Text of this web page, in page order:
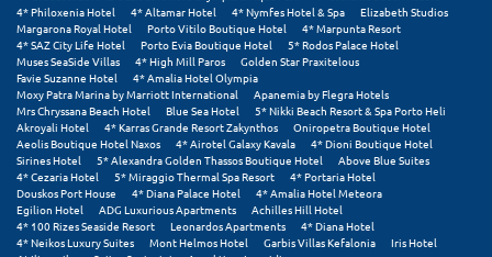
Πάρος
Πάτμος
Πάτρα
Παύλιανη
Πειραιάς
4* Philoxenia Hotel
4* Altamar Hotel 4* Nymfes Hotel & Spa
Elizabeth Studios
Margarona Royal Hotel
Porto Vitilo Boutique Hotel
4* Marpunta Resort
4* SAZ City Life Hotel
Porto Evia Boutique Hotel
5* Rodos Palace Hotel
Muses SeaSide Villas
4* High Mill Paros
Golden Star Praxitelous
Favie Suzanne Hotel
4* Amalia Hotel Olympia
Moxy Patra Marina by Marriott International
Apanemia by Flegra Hotels
Mrs Chryssana Beach Hotel
Blue Sea Hotel
5* Nikki Beach Resort & Spa Porto Heli
Akroyali Hotel
4* Karras Grande Resort Zakynthos
Oniropetra Boutique Hotel
Aeolis Boutique Hotel Naxos
4* Airotel Galaxy Kavala
4* Dioni Boutique Hotel
Sirines Hotel
5* Alexandra Golden Thassos Boutique Hotel
Above Blue Suites
4* Cezaria Hotel
5* Miraggio Thermal Spa Resort
4* Portaria Hotel
Douskos Port House
4* Diana Palace Hotel
4* Amalia Hotel Meteora
Egilion Hotel
ADG Luxurious Apartments
Achilles Hill Hotel
4* 100 Rizes Seaside Resort
Leonardos Apartments
4* Diana Hotel
4* Neikos Luxury Suites
Mont Helmos Hotel Garbis Villas Kefalonia
Iris Hotel